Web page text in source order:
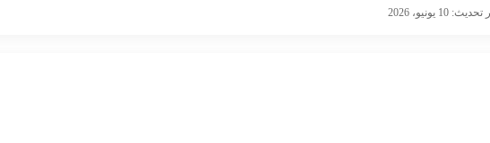
10 يونيو، 2026